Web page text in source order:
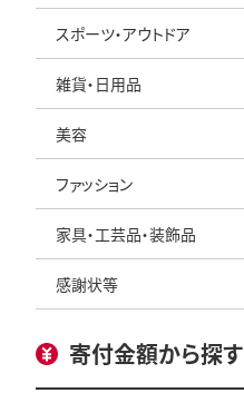
スポーツ・アウトドア
雑貨・日用品
美容
ファッション
家具・工芸品・装飾品
感謝状等
寄付金額から探す